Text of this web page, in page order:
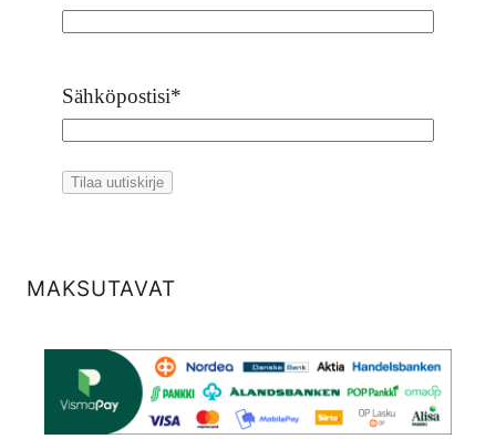
Sähköpostisi*
MAKSUTAVAT